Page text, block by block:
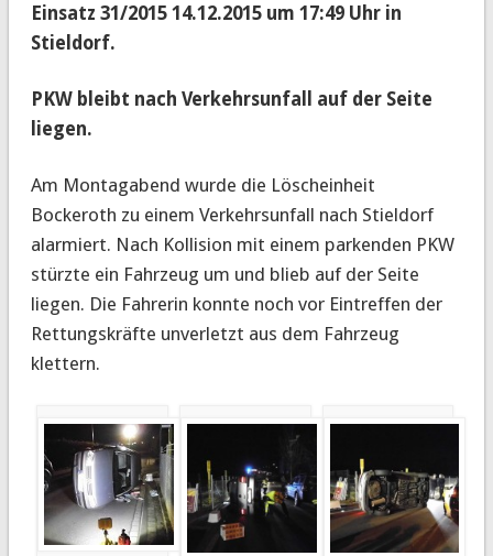
Einsatz 31/2015 14.12.2015 um 17:49 Uhr in
Stieldorf.
PKW bleibt nach Verkehrsunfall auf der Seite
liegen.
Am Montagabend wurde die Löscheinheit
Bockeroth zu einem Verkehrsunfall nach Stieldorf
alarmiert. Nach Kollision mit einem parkenden PKW
stürzte ein Fahrzeug um und blieb auf der Seite
liegen. Die Fahrerin konnte noch vor Eintreffen der
Rettungskräfte unverletzt aus dem Fahrzeug
klettern.